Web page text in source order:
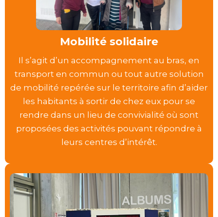
Mobilité solidaire
Il s’agit d’un accompagnement au bras, en
transport en commun ou tout autre solution
de mobilité repérée sur le territoire afin d’aider
les habitants à sortir de chez eux pour se
rendre dans un lieu de convivialité où sont
proposées des activités pouvant répondre à
leurs centres d’intérêt.